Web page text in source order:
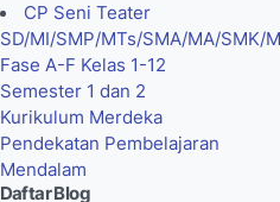
CP Seni Teater
SD/MI/SMP/MTs/SMA/MA/SMK/
Fase A-F Kelas 1-12
Semester 1 dan 2
Kurikulum Merdeka
Pendekatan Pembelajaran
Mendalam
Daftar Blog